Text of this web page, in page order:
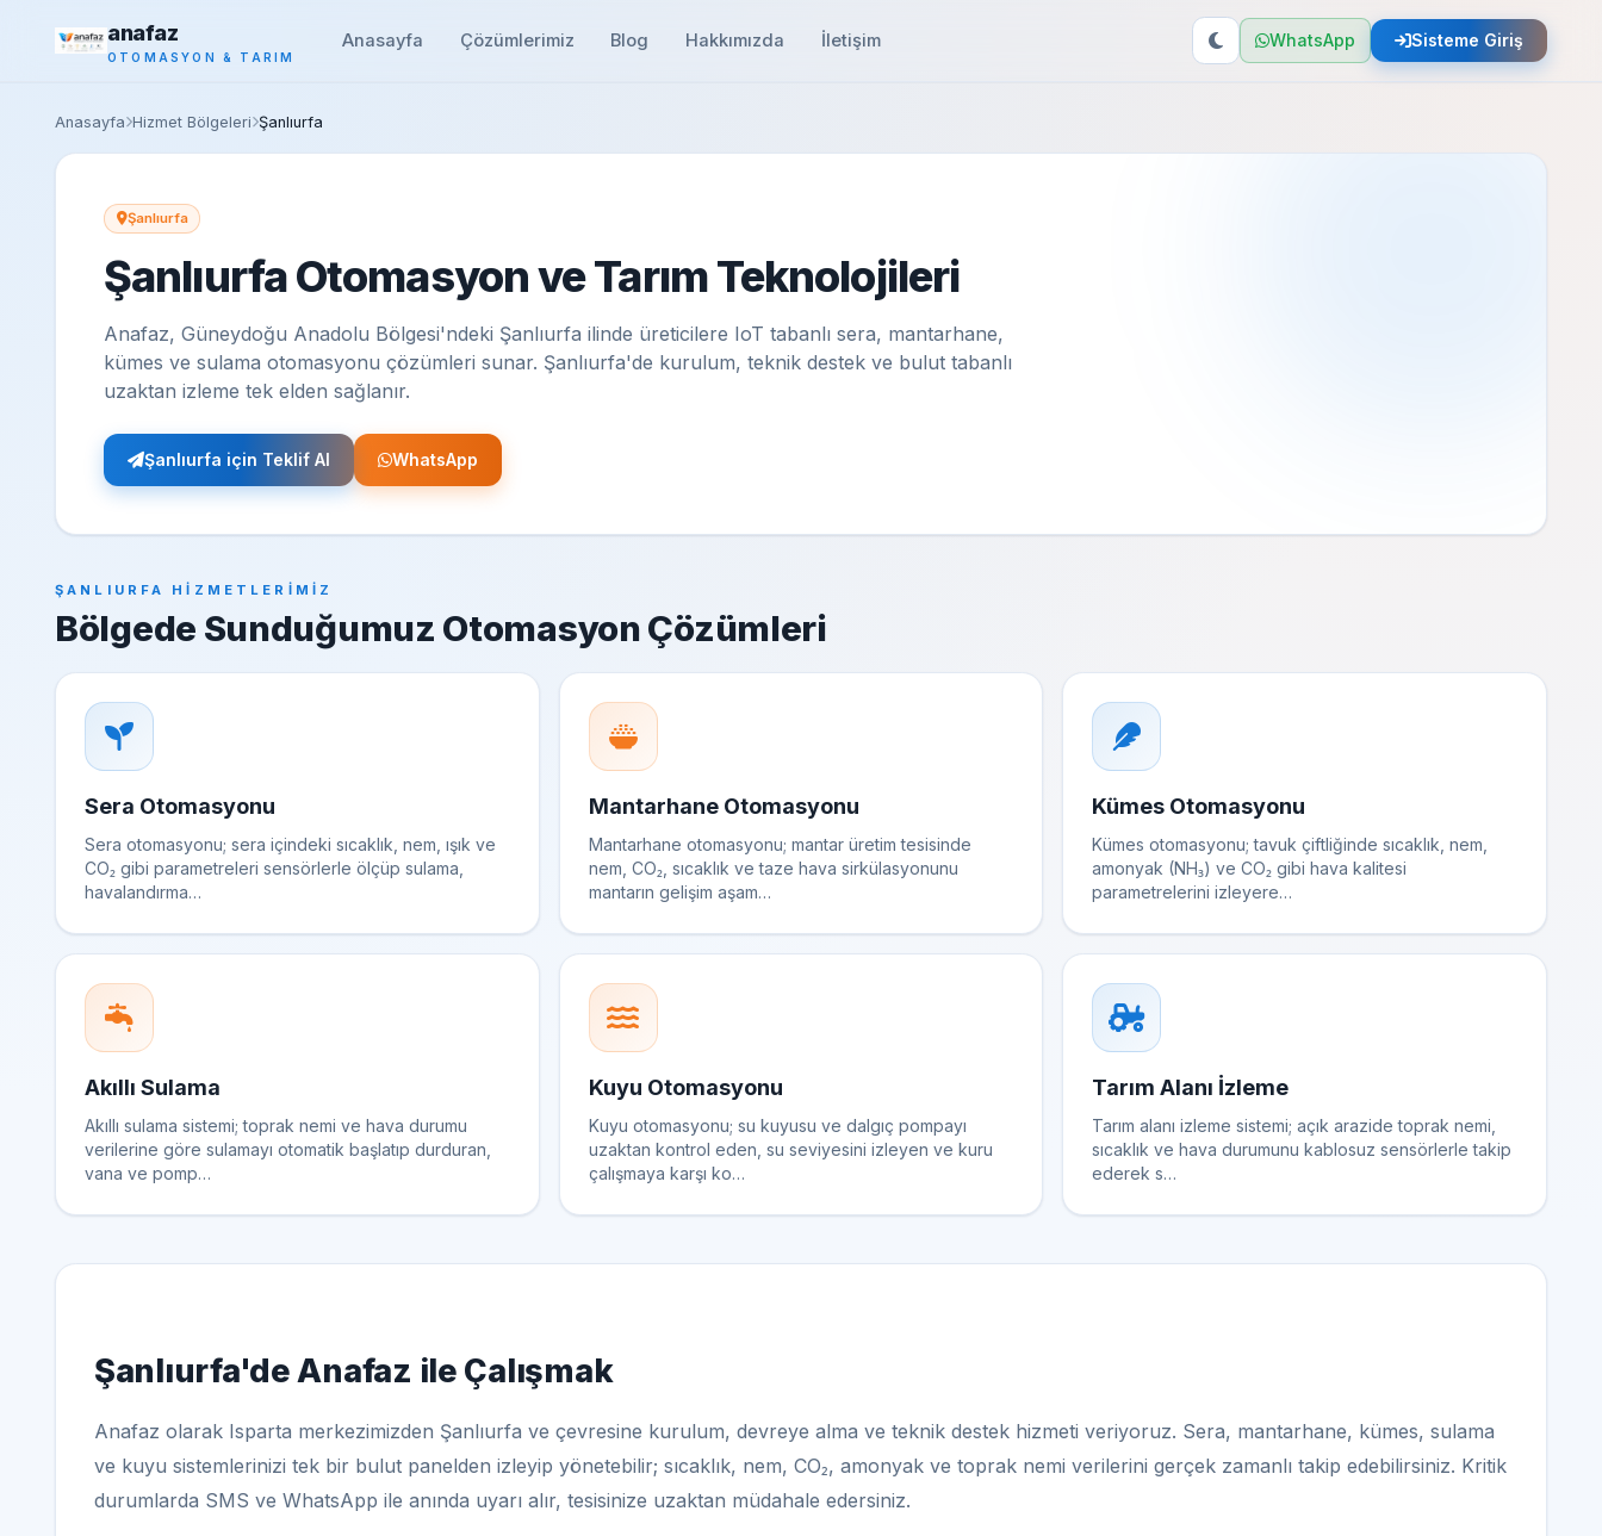
anafaz
OTOMASYON & TARIM
Anasayfa Çözümlerimiz Blog Hakkımızda İletişim WhatsApp Sisteme Giriş
Anasayfa Hizmet Bölgeleri Şanlıurfa
Şanlıurfa
Şanlıurfa Otomasyon ve Tarım Teknolojileri
Anafaz, Güneydoğu Anadolu Bölgesi'ndeki Şanlıurfa ilinde üreticilere IoT tabanlı sera, mantarhane,
kümes ve sulama otomasyonu çözümleri sunar. Şanlıurfa'de kurulum, teknik destek ve bulut tabanlı
uzaktan izleme tek elden sağlanır.
Şanlıurfa için Teklif Al WhatsApp
ŞANLIURFA HIZMETLERIMIZ
Bölgede Sunduğumuz Otomasyon Çözümleri
Sera Otomasyonu
Sera otomasyonu; sera içindeki sıcaklık, nem, ışık ve
CO₂ gibi parametreleri sensörlerle ölçüp sulama,
havalandırma…
Mantarhane Otomasyonu
Mantarhane otomasyonu; mantar üretim tesisinde
nem, CO₂, sıcaklık ve taze hava sirkülasyonunu
mantarın gelişim aşam…
Kümes Otomasyonu
Kümes otomasyonu; tavuk çiftliğinde sıcaklık, nem,
amonyak (NH₃) ve CO₂ gibi hava kalitesi
parametrelerini izleyere…
Akıllı Sulama
Akıllı sulama sistemi; toprak nemi ve hava durumu
verilerine göre sulamayı otomatik başlatıp durduran,
vana ve pomp…
Kuyu Otomasyonu
Kuyu otomasyonu; su kuyusu ve dalgıç pompayı
uzaktan kontrol eden, su seviyesini izleyen ve kuru
çalışmaya karşı ko…
Tarım Alanı İzleme
Tarım alanı izleme sistemi; açık arazide toprak nemi,
sıcaklık ve hava durumunu kablosuz sensörlerle takip
ederek s…
Şanlıurfa'de Anafaz ile Çalışmak
Anafaz olarak Isparta merkezimizden Şanlıurfa ve çevresine kurulum, devreye alma ve teknik destek hizmeti veriyoruz. Sera, mantarhane, kümes, sulama
ve kuyu sistemlerinizi tek bir bulut panelden izleyip yönetebilir; sıcaklık, nem, CO₂, amonyak ve toprak nemi verilerini gerçek zamanlı takip edebilirsiniz. Kritik
durumlarda SMS ve WhatsApp ile anında uyarı alır, tesisinize uzaktan müdahale edersiniz.